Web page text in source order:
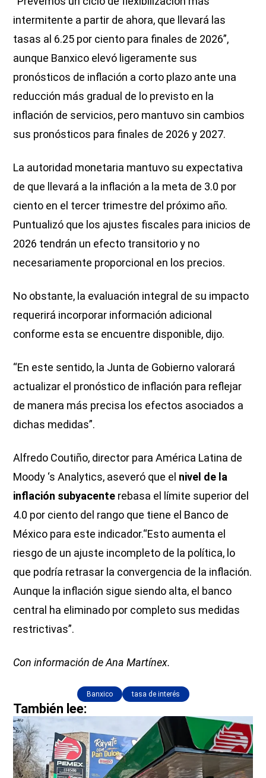
intermitente a partir de ahora, que llevará las
tasas al 6.25 por ciento para finales de 2026”,
aunque Banxico elevó ligeramente sus
pronósticos de inflación a corto plazo ante una
reducción más gradual de lo previsto en la
inflación de servicios, pero mantuvo sin cambios
sus pronósticos para finales de 2026 y 2027.
La autoridad monetaria mantuvo su expectativa
de que llevará a la inflación a la meta de 3.0 por
ciento en el tercer trimestre del próximo año.
Puntualizó que los ajustes fiscales para inicios de
2026 tendrán un efecto transitorio y no
necesariamente proporcional en los precios.
No obstante, la evaluación integral de su impacto
requerirá incorporar información adicional
conforme esta se encuentre disponible, dijo.
“En este sentido, la Junta de Gobierno valorará
actualizar el pronóstico de inflación para reflejar
de manera más precisa los efectos asociados a
dichas medidas”.
Alfredo Coutiño, director para América Latina de
Moody ‘s Analytics, aseveró que el nivel de la
inflación subyacente rebasa el límite superior del
4.0 por ciento del rango que tiene el Banco de
México para este indicador.“Esto aumenta el
riesgo de un ajuste incompleto de la política, lo
que podría retrasar la convergencia de la inflación.
Aunque la inflación sigue siendo alta, el banco
central ha eliminado por completo sus medidas
restrictivas”.
Con información de Ana Martínex.
Banxico tasa de interés
También lee: